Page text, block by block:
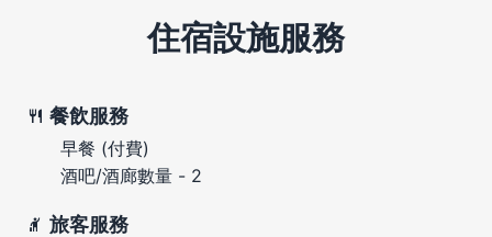
住宿設施服務
餐飲服務
早餐 (付費)
酒吧/酒廊數量 - 2
旅客服務